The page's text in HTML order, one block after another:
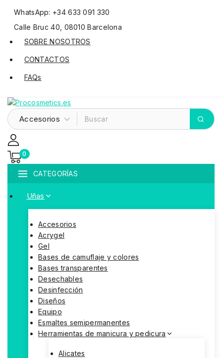
WhatsApp: +34 633 091 330
Calle Bruc 40, 08010 Barcelona
SOBRE NOSOTROS
CONTACTOS
FAQs
0
CATEGORÍAS
Uñas
Accesorios
Acrygel
Gel
Bases de camuflaje y colores
Bases transparentes
Desechables
Desinfección
Diseños
Equipo
Esmaltes semipermanentes
Herramientas de manicura y pedicura
Alicates